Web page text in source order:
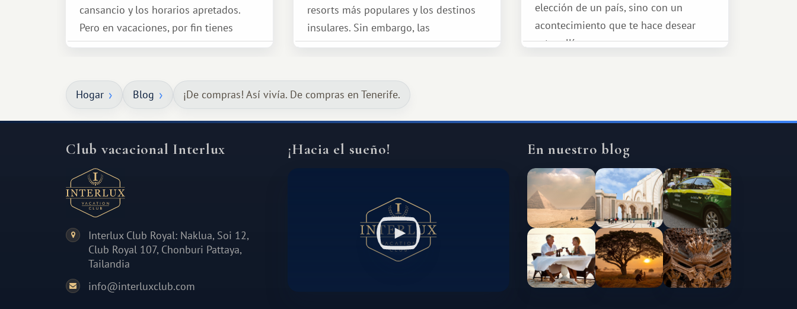
cansancio y los horarios apretados.
Pero en vacaciones, por fin tienes
espacio para dos y ganas de hacer algo
qué ser algo grandioso, pero sí algo
cálido y memorable.
resorts más populares y los destinos
insulares. Sin embargo, las
oportunidades que ofrece el sistema
amplias. Entre ellas se encuentra
África, un continente que ofrece una
elección de un país, sino con un
acontecimiento que te hace desear
estar allí...
Hogar Blog ¡De compras! Así vivía. De compras en Tenerife.
Club vacacional Interlux
Interlux Club Royal: Naklua, Soi 12,
Club Royal 107, Chonburi Pattaya,
Tailandia
info@interluxclub.com
¡Hacia el sueño! En nuestro blog